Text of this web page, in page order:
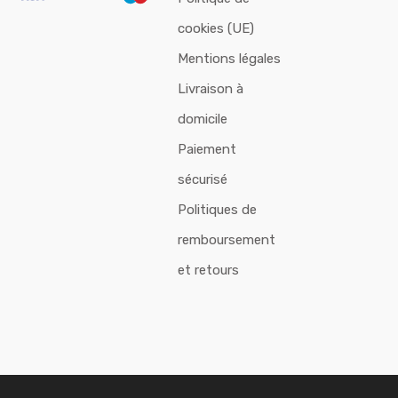
cookies (UE)
Mentions légales
Livraison à
domicile
Paiement
sécurisé
Politiques de
remboursement
et retours